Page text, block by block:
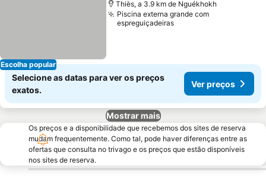
Escolha popular
Thiès, a 3.9 km de Nguékhokh
Piscina externa grande com
espreguiçadeiras
Selecione as datas para ver os preços
exatos.
Ver preços
Mostrar mais
Os preços e a disponibilidade que recebemos dos sites de reserva
mudam frequentemente. Como tal, pode haver diferenças entre as
ofertas que consulta no trivago e os preços que estão disponíveis
nos sites de reserva.